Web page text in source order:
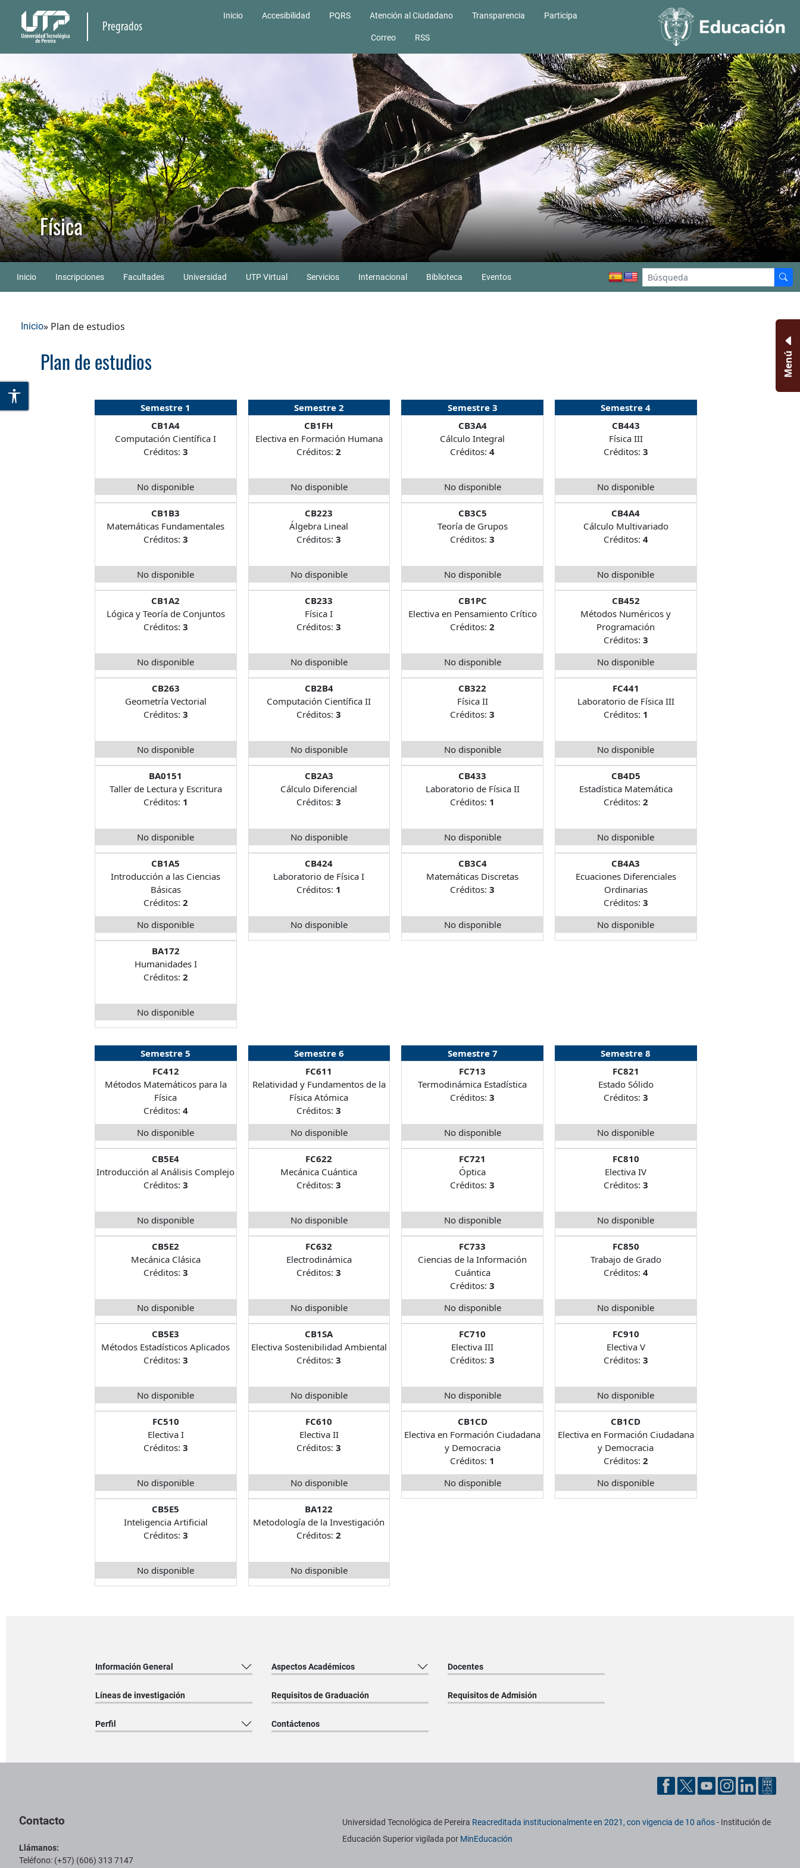
Pregrados
Inicio Accesibilidad PQRS Atención al Ciudadano Transparencia Participa
Correo RSS
Física
Inicio Inscripciones Facultades Universidad UTP Virtual Servicios Internacional Biblioteca Eventos
Inicio» Plan de estudios
Plan de estudios
Semestre 1
CB1A4
Computación Científica I
Créditos: 3
No disponible
CB1B3
Matemáticas Fundamentales
Créditos: 3
No disponible
CB1A2
Lógica y Teoría de Conjuntos
Créditos: 3
No disponible
CB263
Geometría Vectorial
Créditos: 3
No disponible
BA0151
Taller de Lectura y Escritura
Créditos: 1
No disponible
CB1A5
Introducción a las Ciencias
Básicas
Créditos: 2
No disponible
BA172
Humanidades I
Créditos: 2
No disponible
Semestre 2
CB1FH
Electiva en Formación Humana
Créditos:2
No disponible
CB223
Álgebra Lineal
Créditos:3
No disponible
CB233
Física I
Créditos:3
No disponible
CB2B4
Computación Científica II
Créditos:3
No disponible
CB2A3
Cálculo Diferencial
Créditos:3
No disponible
CB424
Laboratorio de Física I
Créditos: 1
No disponible
Semestre 3
CB3A4
Cálculo Integral
Créditos:4
No disponible
CB3C5
Teoría de Grupos
Créditos:3
No disponible
CB1PC
Electiva en Pensamiento Crítico
Créditos:2
No disponible
CB322
Física II
Créditos:3
No disponible
CB433
Laboratorio de Física II
Créditos: 1
No disponible
CB3C4
Matemáticas Discretas
Créditos:3
No disponible
Semestre 4
CB443
Física III
Créditos: 3
No disponible
CB4A4
Cálculo Multivariado
Créditos: 4
No disponible
CB452
Métodos Numéricos y
Programación
Créditos: 3
No disponible
FC441
Laboratorio de Física III
Créditos: 1
No disponible
CB4D5
Estadística Matemática
Créditos: 2
No disponible
CB4A3
Ecuaciones Diferenciales
Ordinarias
Créditos: 3
No disponible
Semestre 5
FC412
Métodos Matemáticos para la
Física
Créditos: 4
No disponible
CB5E4
Introducción al Análisis Complejo
Créditos: 3
No disponible
CB5E2
Mecánica Clásica
Créditos: 3
No disponible
CB5E3
Métodos Estadísticos Aplicados
Créditos: 3
No disponible
FC510
Electiva I
Créditos: 3
No disponible
CB5E5
Inteligencia Artificial
Créditos: 3
No disponible
Semestre 6
FC611
Relatividad y Fundamentos de la
Física Atómica
Créditos:3
No disponible
FC622
Mecánica Cuántica
Créditos:3
No disponible
FC632
Electrodinámica
Créditos:3
No disponible
CB1SA
Electiva Sostenibilidad Ambiental
Créditos:3
No disponible
FC610
Electiva II
Créditos:3
No disponible
BA122
Metodología de la Investigación
Créditos:2
No disponible
Semestre 7
FC713
Termodinámica Estadística
Créditos:3
No disponible
FC721
Óptica
Créditos:3
No disponible
FC733
Ciencias de la Información
Cuántica
Créditos:3
No disponible
FC710
Electiva III
Créditos:3
No disponible
CB1CD
Electiva en Formación Ciudadana
y Democracia
Créditos: 1
No disponible
Semestre 8
FC821
Estado Sólido
Créditos: 3
No disponible
FC810
Electiva IV
Créditos: 3
No disponible
FC850
Trabajo de Grado
Créditos: 4
No disponible
FC910
Electiva V
Créditos: 3
No disponible
CB1CD
Electiva en Formación Ciudadana
y Democracia
Créditos: 2
No disponible
Menú
Información General Aspectos Académicos Docentes
Líneas de investigación Requisitos de Graduación Requisitos de Admisión
Perfil Contáctenos
Contacto
Llámanos:
Teléfono: (+57) (606) 313 7147
Información institucional
Universidad Tecnológica de Pereira Reacreditada institucionalmente en 2021, con vigencia de 10 años- Institución de
Educación Superior vigilada por MinEducación